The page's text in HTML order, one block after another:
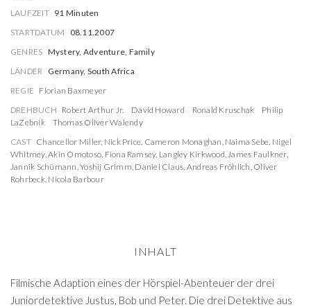
LAUFZEIT 91 Minuten
STARTDATUM
08.11.2007
GENRES Mystery, Adventure, Family
LÄNDER Germany, South Africa
REGIE Florian Baxmeyer
DREHBUCH Robert Arthur Jr. David Howard Ronald Kruschak
Philip
LaZebnik
Thomas Oliver Walendy
CAST Chancellor Miller, Nick Price, Cameron Monaghan, Naima Sebe, Nigel
Whitmey,Akin Omotoso, Fiona Ramsey, Langley Kirkwood,James Faulkner,
Jannik Schümann,Yoshij Grimm, Daniel Claus, Andreas Fröhlich, Oliver
Rohrbeck, Nicola Barbour
INHALT
Filmische Adaption eines der Hörspiel-Abenteuer der drei
Juniordetektive Justus, Bob und Peter. Die drei Detektive aus